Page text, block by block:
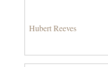
Hubert Reeves